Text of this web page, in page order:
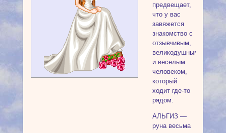
предвещает,
что у вас
завяжется
знакомство с
отзывчивым,
великодушным
и веселым
человеком,
который
ходит где-то
рядом.
АЛЬГИЗ —
руна весьма